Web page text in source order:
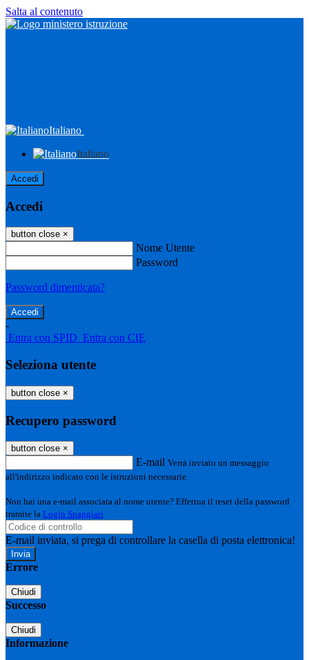
Salta al contenuto
Italiano
Italiano
Accedi
Accedi
button close ×
Nome Utente
Password
Password dimenticata?
-
Entra con SPID Entra con CIE
Seleziona utente
button close ×
Recupero password
button close ×
E-mail Verrà inviato un messaggio
all'indirizzo indicato con le istruzioni necessarie.
Non hai una e-mail associata al nome utente? Effettua il reset della password
tramite la Login Spaggiari
E-mail inviata, si prega di controllare la casella di posta elettronica!
Errore
Chiudi
Successo
Chiudi
Informazione